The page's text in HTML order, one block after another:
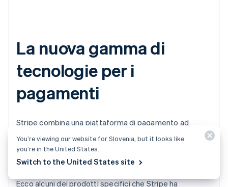
La nuova gamma di
tecnologie per i
pagamenti
Stripe combina una piattaforma di pagamento ad
applicazioni che rendono i dati sui ricavi centrali per le
procedure operative aziendali. Le grandi aziende si
affidano al nostro software sia per accettare
Ecco alcuni dei prodotti specifici che Stripe ha
You’re viewing our website for Slovenia, but it looks like
you’re in the United States.
Switch to the United States site